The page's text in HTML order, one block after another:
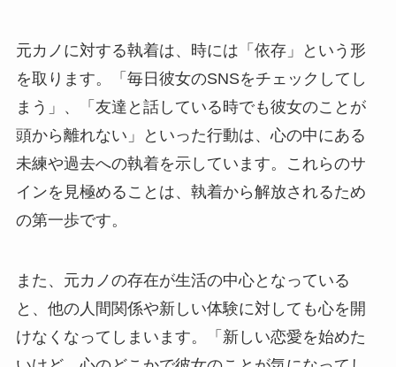
元カノに対する執着は、時には「依存」という形
を取ります。「毎日彼女のSNSをチェックしてし
まう」、「友達と話している時でも彼女のことが
頭から離れない」といった行動は、心の中にある
未練や過去への執着を示しています。これらのサ
インを見極めることは、執着から解放されるため
の第一歩です。
また、元カノの存在が生活の中心となっている
と、他の人間関係や新しい体験に対しても心を開
けなくなってしまいます。「新しい恋愛を始めた